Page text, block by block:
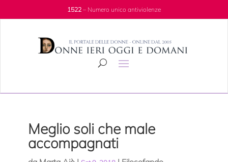
1522– Numero unico antiviolenze
Meglio soli che male
accompagnati